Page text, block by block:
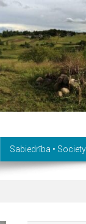
Sabiedrība • Society